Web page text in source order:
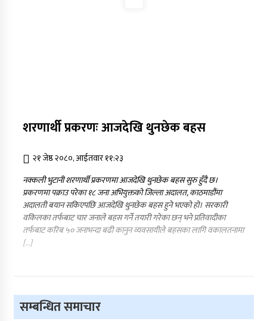
शरणार्थी प्रकरणः आजदेखि थुनछेक बहस
२१ जेष्ठ २०८०, आईतवार ११:२३
नक्कली भुटानी शरणार्थी प्रकरणमा आजदेखि थुनछेक बहस सुरु हुँदै छ।
प्रकरणमा पक्राउ परेका १८ जना अभियुक्तको जिल्ला अदालत, काठमाडौंमा
अदालती बयान सकिएपछि आजदेखि थुनछेक बहस हुने भएको हो। सरकारी
वकिलका तर्फबाट चार जनाले बहस गर्ने तयारी गरेका छन् भने प्रतिवादीका
तर्फबाट करिब ५० जनाभन्दा बढी कानुन व्यवसायीले बहसका लागि वकालतनामा
[…]
सम्बन्धित समाचार